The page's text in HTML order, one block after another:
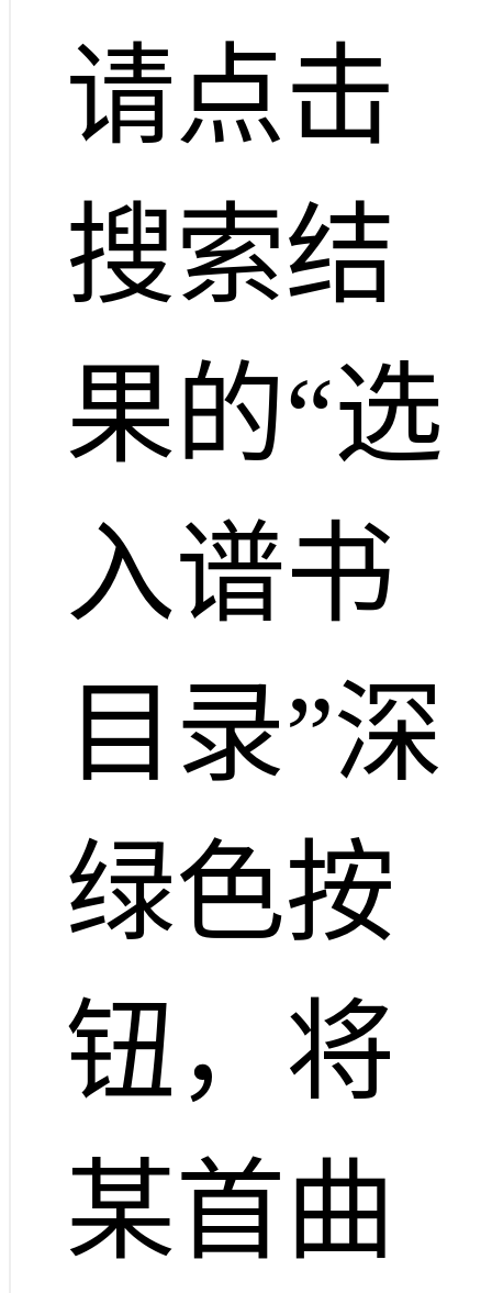
请点击
搜索结
果的“选
入谱书
目录”深
绿色按
钮，将
某首曲